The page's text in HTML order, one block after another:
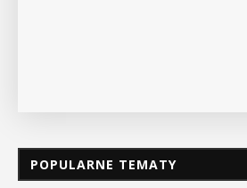
POPULARNE TEMATY